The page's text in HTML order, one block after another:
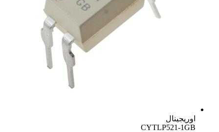
اوریجینال
CYTLP521-1GB